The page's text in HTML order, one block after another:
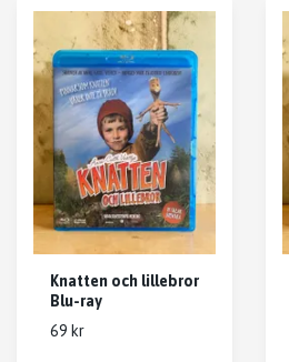
Knatten och lillebror
Blu-ray
69 kr